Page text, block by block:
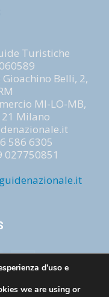
Turistiche
Gioachino Belli, 2,
MI-LO-MB,
Milano
586 6305
027750851
d'uso e
we are using or